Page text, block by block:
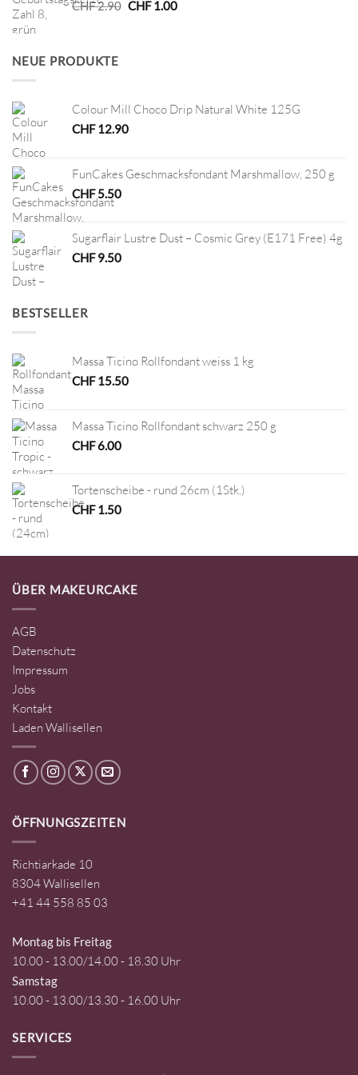
CHF2.90 Ursprünglicher
CHF1.00Aktueller
NEUE PRODUKTE
Colour Mill Choco Drip Natural White 125G
CHF12.90
FunCakes Geschmacksfondant Marshmallow, 250 g
CHF5.50
Sugarflair Lustre Dust – Cosmic Grey (E171 Free) 4g
CHF9.50
BESTSELLER
Massa Ticino Rollfondant weiss 1 kg
CHF15.50
Massa Ticino Rollfondant schwarz 250 g
CHF6.00
Tortenscheibe - rund 26cm (1Stk.)
CHF1.50
ÜBER MAKEURCAKE
AGB
Datenschutz
Impressum
Jobs
Kontakt
Laden Wallisellen
ÖFFNUNGSZEITEN
Richtiarkade 10
8304 Wallisellen
+41 44 558 85 03
Montag bis Freitag
10.00 - 13.00/14.00 - 18.30 Uhr
Samstag
10.00 - 13.00/13.30 - 16.00 Uhr
SERVICES